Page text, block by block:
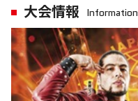
大会情報 Information